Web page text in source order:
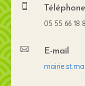
 Téléphone
05 55 66 18
 E-mail